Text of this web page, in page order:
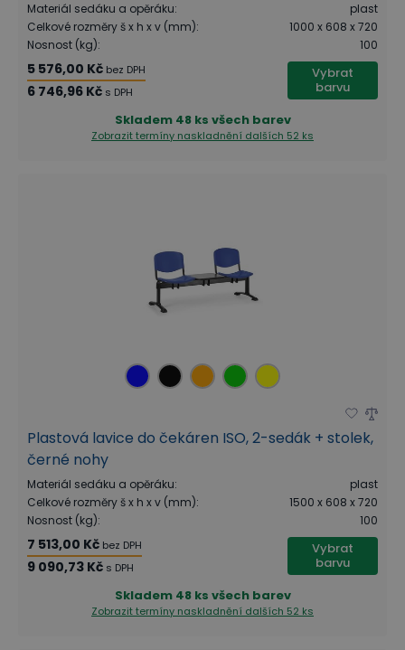
Materiál sedáku a opěráku:
plast
Celkové rozměry š x h x v (mm):
1000 x 608 x 720
Nosnost (kg): 100
5 576,00 Kč bez DPH
6 746,96 Kč s DPH
Vybrat
barvu
Skladem 48 ks všech barev
Zobrazit termíny naskladnění dalších 52 ks
Plastová lavice do čekáren ISO, 2-sedák + stolek,
černé nohy
Materiál sedáku a opěráku:
plast
Celkové rozměry š x h x v (mm):
1500 x 608 x 720
Nosnost (kg): 100
7 513,00 Kč bez DPH
9 090,73 Kč s DPH
Vybrat
barvu
Skladem 48 ks všech barev
Zobrazit termíny naskladnění dalších 52 ks